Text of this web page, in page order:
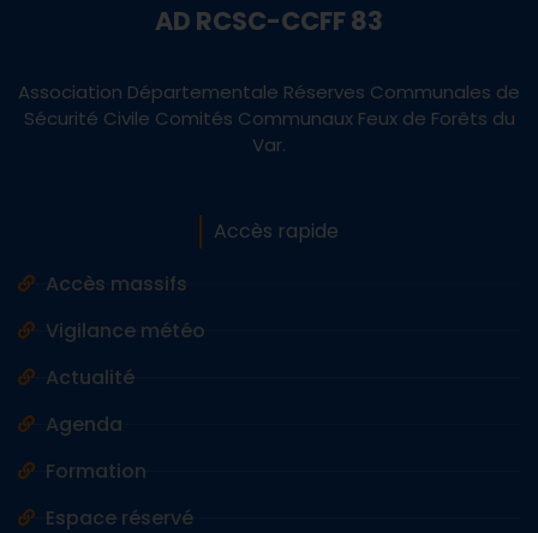
AD RCSC-CCFF 83
Association Départementale Réserves Communales de
Sécurité Civile Comités Communaux Feux de Forêts du
Var.
Accès rapide
Accès massifs
Vigilance météo
Actualité
Agenda
Formation
Espace réservé